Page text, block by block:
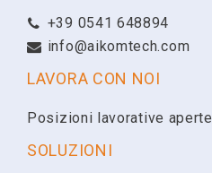
+39 0541 648894
info@aikomtech.com
LAVORA CON NOI
Posizioni lavorative aperte
SOLUZIONI